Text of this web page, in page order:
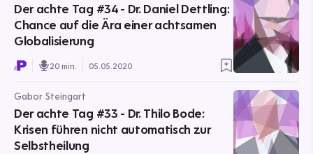
Der achte Tag #34 - Dr. Daniel Dettling:
Chance auf die Ära einer achtsamen
Globalisierung
20 min. 05.05.2020
Gabor Steingart
Der achte Tag #33 - Dr. Thilo Bode:
Krisen führen nicht automatisch zur
Selbstheilung